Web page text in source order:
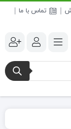
تماس با ما